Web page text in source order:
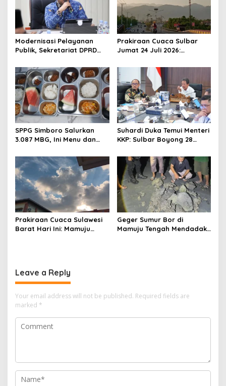
i
g
a
t
i
o
n
Modernisasi Pelayanan
Publik, Sekretariat DPRD
Luncurkan Aplikasi SIPAKDE
Prakiraan Cuaca Sulbar
Jumat 24 Juli 2026:
Daerah Pesisir Cerah
SPPG Simboro Salurkan
3.087 MBG, Ini Menu dan
Suhardi Duka Temui Menteri
KKP: Sulbar Boyong 28
Kapal 30 GT
Prakiraan Cuaca Sulawesi
Barat Hari Ini: Mamuju
Geger Sumur Bor di
Mamuju Tengah Mendadak
Leave a Reply
Your email address will not be published. Required fields are
marked *